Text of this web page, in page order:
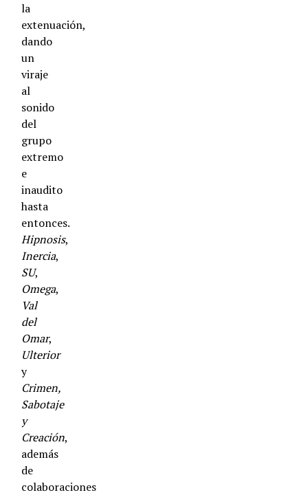
la
extenuación,
dando
un
viraje
al
sonido
del
grupo
extremo
e
inaudito
hasta
entonces.
Hipnosis,
Inercia,
SU,
Omega,
Val
del
Omar,
Ulterior
y
Crimen,
Sabotaje
y
Creación,
además
de
colaboraciones